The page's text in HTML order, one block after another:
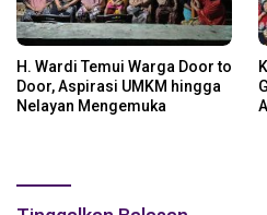
H. Wardi Temui Warga Door to
Door, Aspirasi UMKM hingga
Nelayan Mengemuka